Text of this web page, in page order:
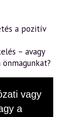
a pozitív
– avagy
vagy
a